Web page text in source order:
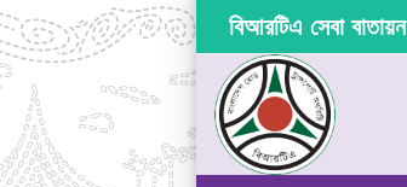
বিআরটিএ সেবা বাতায়ন